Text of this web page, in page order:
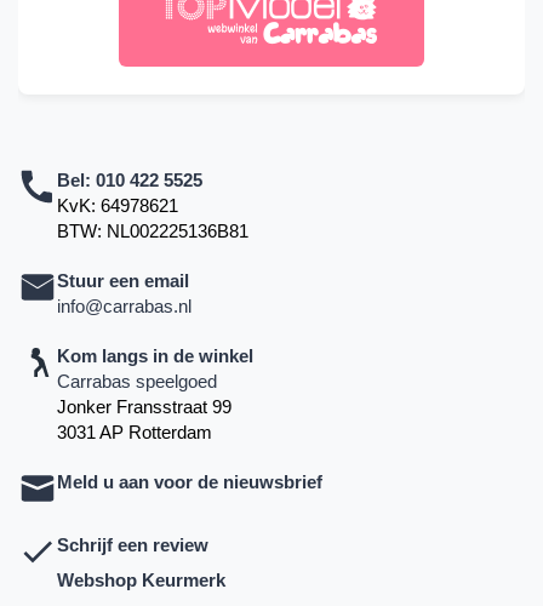
Bel: 010 422 5525
KvK: 64978621
BTW: NL002225136B81
Stuur een email
info@carrabas.nl
Kom langs in de winkel
Carrabas speelgoed
Jonker Fransstraat 99
3031 AP Rotterdam
Meld u aan voor de nieuwsbrief
Schrijf een review
Webshop Keurmerk